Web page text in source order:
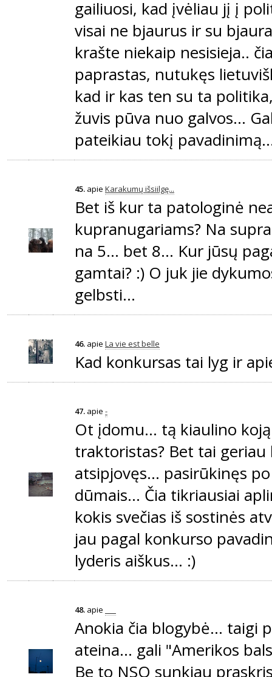
gailiuosi, kad įvėliau jį į
visai ne bjaurus ir su
krašte niekaip nesisieja..
paprastas, nutukęs
kad ir kas ten su ta
žuvis pūva nuo galvos...
pateikiau tokį
45. apie Karakumų išsiilgę...
Bet iš kur ta patologinė
kupranugariams? Na
na 5... bet 8... Kur jūsų
gamtai? :) O juk jie
gelbsti...
46. apie La vie est belle
Kad konkursas tai lyg ir
47. apie -
Ot įdomu... tą kiaulino
traktoristas? Bet tai
atsipjovęs... pasirūkinęs
dūmais... Čia tikriausiai
kokis svečias iš sostinės
jau pagal konkurso
lyderis aiškus... :)
48. apie
Anokia čia blogybė... taigi
ateina... gali "Amerikos
Be to NSO sunkiau